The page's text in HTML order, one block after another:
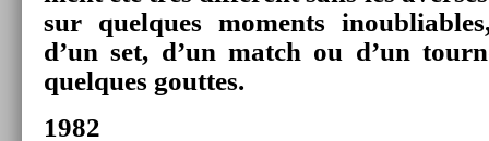
sur quel­ques mo­ments
d’un set, d’un match ou d’un
quel­ques gout­tes.
1982